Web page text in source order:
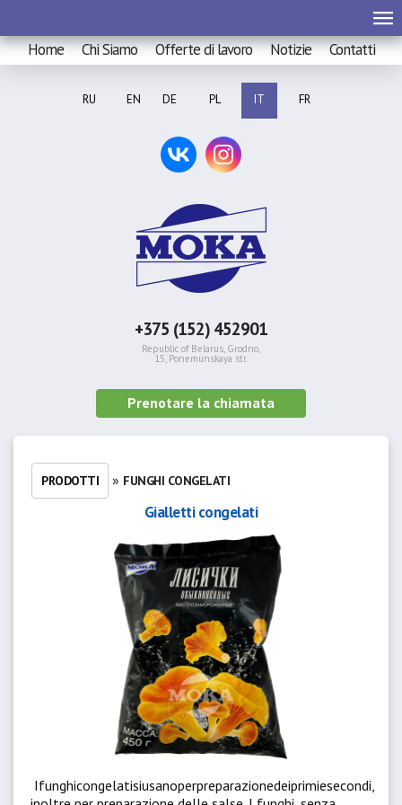
Home Chi Siamo Offerte di lavoro Notizie Contatti
RU EN DE PL IT FR
+375 (152) 452901
Republic of Belarus, Grodno,
15, Ponemunskaya str.
Prenotare la chiamata
PRODOTTI » FUNGHI CONGELATI
Gialletti congelati
Ifunghicongelatisiusanoperpreparazionedeiprimiesecondi,